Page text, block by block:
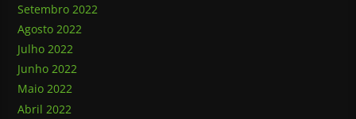
Setembro 2022
Agosto 2022
Julho 2022
Junho 2022
Maio 2022
Abril 2022